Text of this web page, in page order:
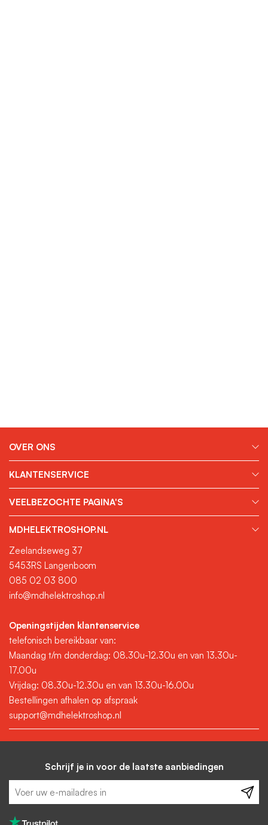
OVER ONS
KLANTENSERVICE
VEELBEZOCHTE PAGINA'S
MDHELEKTROSHOP.NL
Zeelandseweg 37
5453RS Langenboom
085 02 03 800
info@mdhelektroshop.nl
Openingstijden klantenservice
telefonisch bereikbaar van:
Maandag t/m donderdag: 08.30u-12.30u en van 13.30u-
17.00u
Vrijdag: 08.30u-12.30u en van 13.30u-16.00u
Bestellingen afhalen op afspraak
support@mdhelektroshop.nl
Schrijf je in voor de laatste aanbiedingen